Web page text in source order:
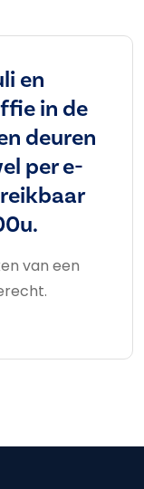
en
in de
deuren
per e-
van een